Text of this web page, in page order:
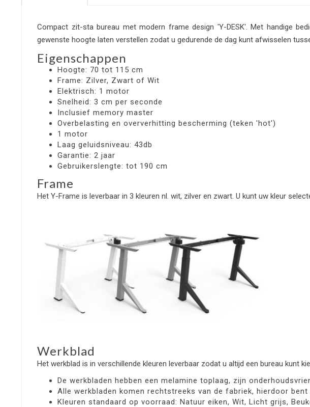
Compact zit-sta bureau met modern frame design 'Y-DESK'. Met handige
gewenste hoogte laten verstellen zodat u gedurende de dag kunt afwisselen
Eigenschappen
Hoogte: 70 tot 115 cm
Frame: Zilver, Zwart of Wit
Elektrisch: 1 motor
Snelheid: 3 cm per seconde
Inclusief memory master
Overbelasting en oververhitting bescherming (teken 'hot')
1 motor
Laag geluidsniveau: 43db
Garantie: 2 jaar
Gebruikerslengte: tot 190 cm
Frame
Het Y-Frame is leverbaar in 3 kleuren nl. wit, zilver en zwart. U kunt uw kleur
Werkblad
Het werkblad is in verschillende kleuren leverbaar zodat u altijd een bureau kunt
De werkbladen hebben een melamine toplaag, zijn
Alle werkbladen komen rechtstreeks van de fabriek, hierdoor
Kleuren standaard op voorraad: Natuur eiken, Wit, Licht grijs,